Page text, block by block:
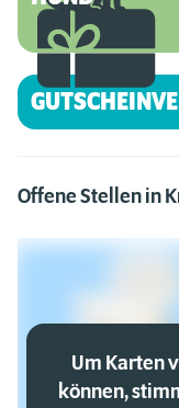
Offene Stellen in
Um Karten
können,